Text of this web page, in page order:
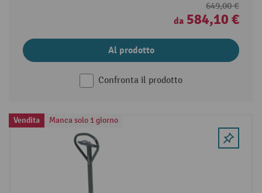
649,00 €
da 584,10 €
Al prodotto
Confronta il prodotto
Vendita Manca solo 1 giorno